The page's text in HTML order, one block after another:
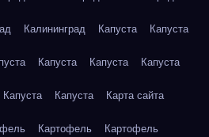
Калининград Капуста Капуста
Капуста Капуста Капуста
Капуста Капуста Карта сайта
Картофель Картофель